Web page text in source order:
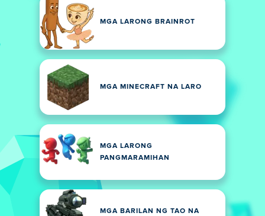
MGA LARONG BRAINROT
MGA MINECRAFT NA LARO
MGA LARONG
PANGMARAMIHAN
MGA BARILAN NG TAO NA